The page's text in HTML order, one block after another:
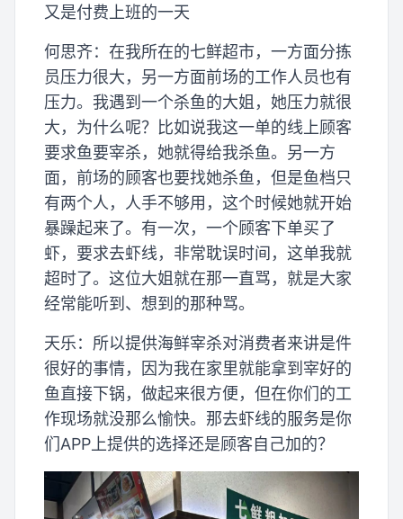
又是付费上班的一天
何思齐：在我所在的七鲜超市，一方面分拣
员压力很大，另一方面前场的工作人员也有
压力。我遇到一个杀鱼的大姐，她压力就很
大，为什么呢？比如说我这一单的线上顾客
要求鱼要宰杀，她就得给我杀鱼。另一方
面，前场的顾客也要找她杀鱼，但是鱼档只
有两个人，人手不够用，这个时候她就开始
暴躁起来了。有一次，一个顾客下单买了
虾，要求去虾线，非常耽误时间，这单我就
超时了。这位大姐就在那一直骂，就是大家
经常能听到、想到的那种骂。
天乐：所以提供海鲜宰杀对消费者来讲是件
很好的事情，因为我在家里就能拿到宰好的
鱼直接下锅，做起来很方便，但在你们的工
作现场就没那么愉快。那去虾线的服务是你
们APP上提供的选择还是顾客自己加的？